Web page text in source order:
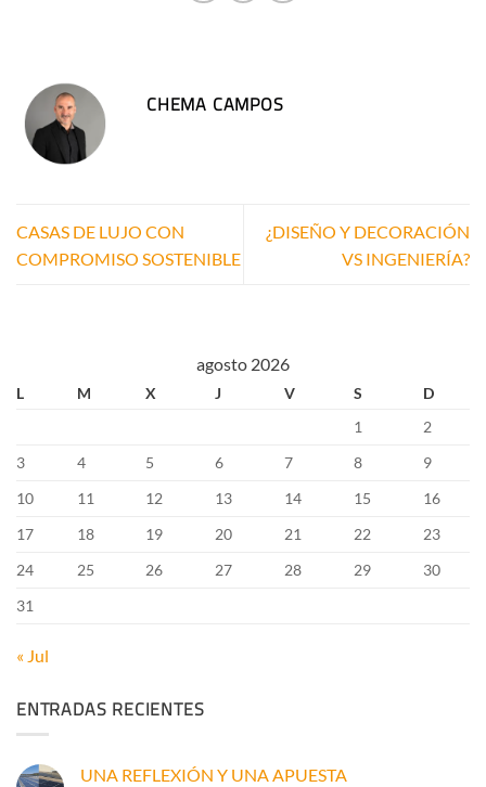
CHEMA CAMPOS
CASAS DE LUJO CON
COMPROMISO SOSTENIBLE
¿DISEÑO Y DECORACIÓN
VS INGENIERÍA?
agosto 2026
L M X J V S
D
1
2
3
4 5 6 7 8
9
10
11 12 13 14 15
16
17
18 19 20 21 22
23
24
25 26 27 28 29
30
31
« Jul
ENTRADAS RECIENTES
UNA REFLEXIÓN Y UNA APUESTA